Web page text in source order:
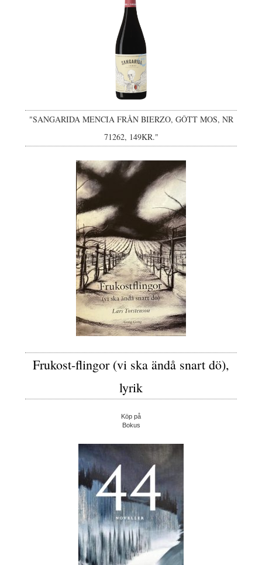
"SANGARIDA MENCIA FRÅN BIERZO, GÔTT MOS, NR
71262, 149KR."
Frukost-flingor (vi ska ändå snart dö),
lyrik
Köp på
Bokus